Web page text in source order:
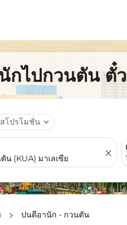
กไปกวนตัน ตั๋
โปรโมชั่น expand_more
close
ปนตีอานัก - กวนตัน